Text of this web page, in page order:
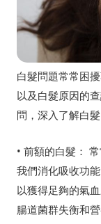
白髮問題常常困
以及白髮原因的
問，深入了解白
• 前額的白髮：
我們消化吸收功
以獲得足夠的氣
腸道菌群失衡和